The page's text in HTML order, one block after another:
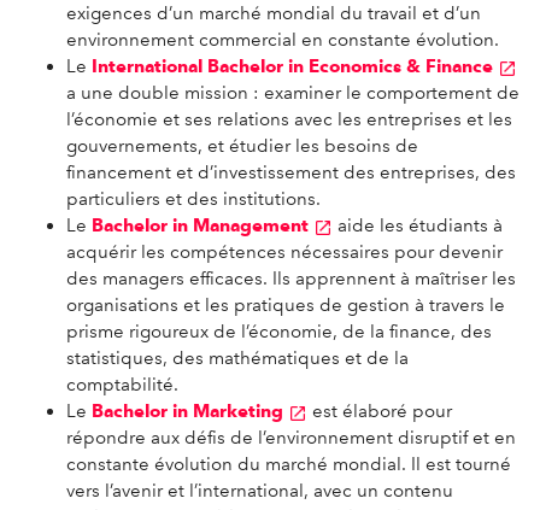
exigences d’un marché mondial du travail et d’un
environnement commercial en constante évolution.
Le International Bachelor in Economics & Finance
a une double mission : examiner le comportement de
l’économie et ses relations avec les entreprises et les
gouvernements, et étudier les besoins de
financement et d’investissement des entreprises, des
particuliers et des institutions.
Le Bachelor in Management
aide les étudiants à
acquérir les compétences nécessaires pour devenir
des managers efficaces. Ils apprennent à maîtriser les
organisations et les pratiques de gestion à travers le
prisme rigoureux de l’économie, de la finance, des
statistiques, des mathématiques et de la
comptabilité.
Le Bachelor in Marketing
est élaboré pour
répondre aux défis de l’environnement disruptif et en
constante évolution du marché mondial. Il est tourné
vers l’avenir et l’international, avec un contenu